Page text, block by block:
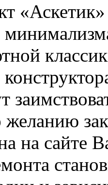
на сайте